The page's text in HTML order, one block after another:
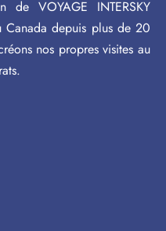
de VOYAGE INTERSKY
Canada depuis plus de 20
nos propres visites au